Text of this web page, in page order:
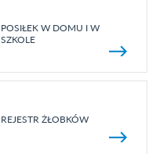
POSIŁEK W DOMU I W
SZKOLE
REJESTR ŻŁOBKÓW